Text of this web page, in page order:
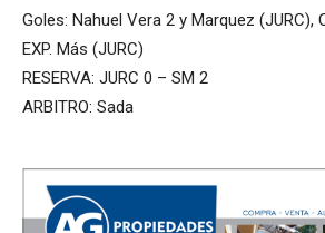
Goles: Nahuel Vera 2 y Marquez (JURC),
EXP. Más (JURC)
RESERVA: JURC 0 – SM 2
ARBITRO: Sada